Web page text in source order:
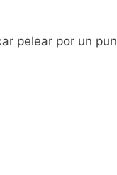
pelear por un